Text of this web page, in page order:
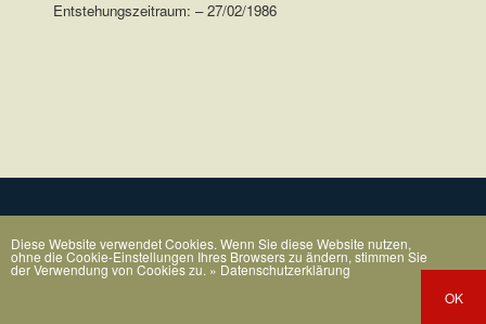
Entstehungszeitraum: – 27/02/1986
Diese Website verwendet Cookies. Wenn Sie diese Website nutzen,
ohne die Cookie-Einstellungen Ihres Browsers zu ändern, stimmen Sie
der Verwendung von Cookies zu. » Datenschutzerklärung
OK